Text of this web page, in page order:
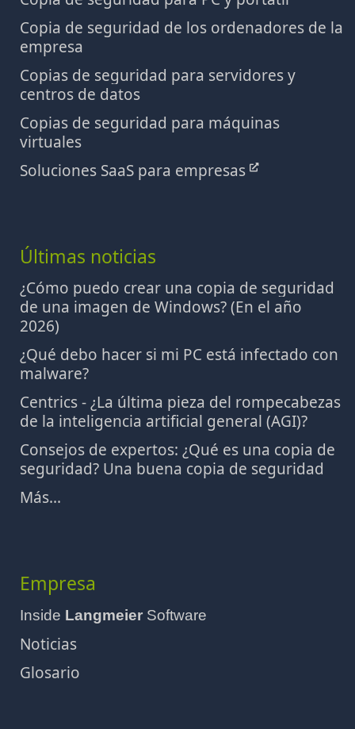
Copia de seguridad de los ordenadores de la
empresa
Copias de seguridad para servidores y
centros de datos
Copias de seguridad para máquinas
virtuales
Soluciones SaaS para empresas
Últimas noticias
¿Cómo puedo crear una copia de seguridad
de una imagen de Windows? (En el año
2026)
¿Qué debo hacer si mi PC está infectado con
malware?
Centrics - ¿La última pieza del rompecabezas
de la inteligencia artificial general (AGI)?
Consejos de expertos: ¿Qué es una copia de
seguridad? Una buena copia de seguridad
Más...
Empresa
Inside Langmeier Software
Noticias
Glosario